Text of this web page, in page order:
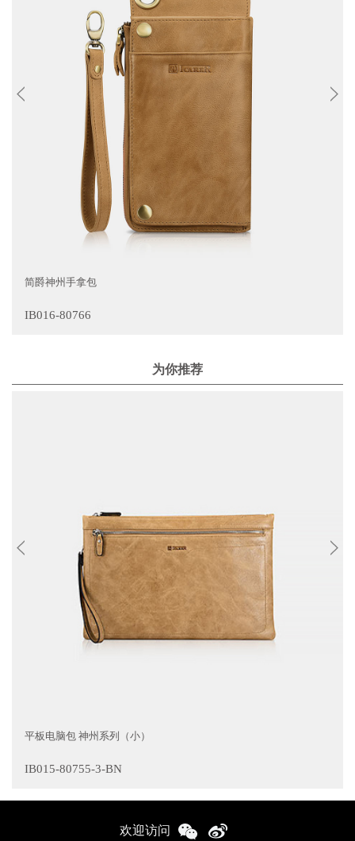
简爵神州手拿包
IB016-80766
为你推荐
平板电脑包 神州系列（小）
IB015-80755-3-BN
欢迎访问